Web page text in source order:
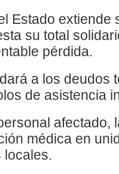
Estado extiende
su total
pérdida.
a los deudos
de asistencia
afectado,
médica en
locales.